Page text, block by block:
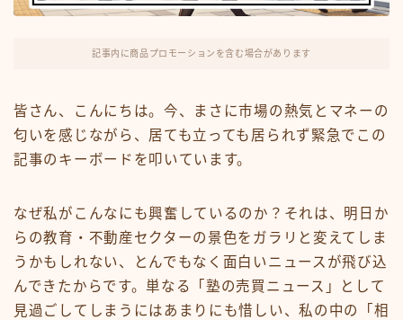
リスキング・ラーニング
記事内に商品プロモーションを含む場合があります
皆さん、こんにちは。今、まさに市場の熱気とマネーの
匂いを感じながら、居ても立っても居られず緊急でこの
記事のキーボードを叩いています。
なぜ私がこんなにも興奮しているのか？それは、明日か
らの教育・不動産セクターの景色をガラリと変えてしま
うかもしれない、とんでもなく面白いニュースが飛び込
んできたからです。単なる「塾の売買ニュース」として
見過ごしてしまうにはあまりにも惜しい、私の中の「相